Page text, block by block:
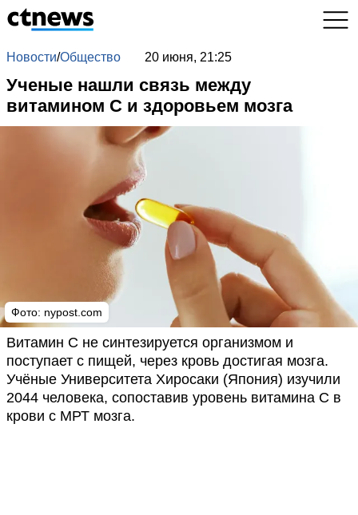
Новости/Общество 20 июня, 21:25
Ученые нашли связь между
витамином С и здоровьем мозга
Фото: nypost.com
Витамин C не синтезируется организмом и
поступает с пищей, через кровь достигая мозга.
Учёные Университета Хиросаки (Япония) изучили
2044 человека, сопоставив уровень витамина C в
крови с МРТ мозга.